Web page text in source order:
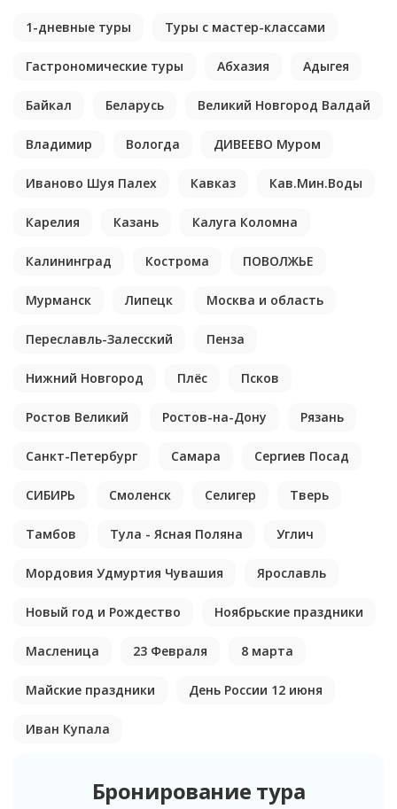
1-дневные туры Туры с мастер-классами
Гастрономические туры Абхазия Адыгея
Байкал Беларусь Великий Новгород Валдай
Владимир Вологда ДИВЕЕВО Муром
Иваново Шуя Палех Кавказ Кав.Мин.Воды
Карелия Казань Калуга Коломна
Калининград Кострома ПОВОЛЖЬЕ
Мурманск Липецк Москва и область
Переславль-Залесский Пенза
Нижний Новгород Плёс Псков
Ростов Великий Ростов-на-Дону Рязань
Санкт-Петербург Самара Сергиев Посад
СИБИРЬ Смоленск Селигер Тверь
Тамбов Тула - Ясная Поляна Углич
Мордовия Удмуртия Чувашия Ярославль
Новый год и Рождество Ноябрьские праздники
Масленица 23 Февраля 8 марта
Майские праздники День России 12 июня
Иван Купала
Бронирование тура